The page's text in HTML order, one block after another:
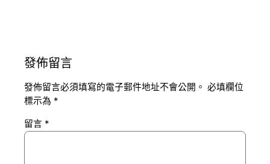
發佈留言
發佈留言必須填寫的電子郵件地址不會公開。 必填欄位
標示為 *
留言 *